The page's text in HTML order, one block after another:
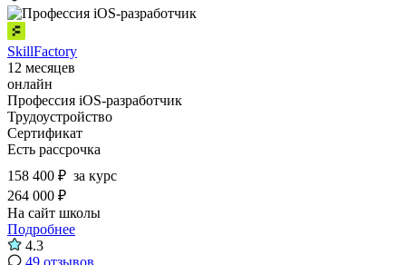
SkillFactory
12 месяцев
онлайн
Профессия iOS-разработчик
Трудоустройство
Сертификат
Есть рассрочка
158 400 ₽ за курс
264 000 ₽
На сайт школы
Подробнее
4.3